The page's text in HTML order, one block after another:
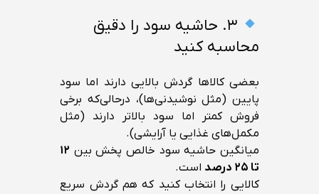
۳. حاشیه سود را دقیق
محاسبه کنید
بعضی کالاها گردش بالایی دارند اما سود
پایین (مثل نوشیدنی‌ها)، درحالی‌که برخی
فروش کمتر اما سود بالاتر دارند (مثل
مکمل‌های غذایی یا آرایشی).
میانگین حاشیه سود خالص پخش بین ۱۲
تا ۲۵ درصد
است.
کالایی را انتخاب کنید که هم گردش سریع